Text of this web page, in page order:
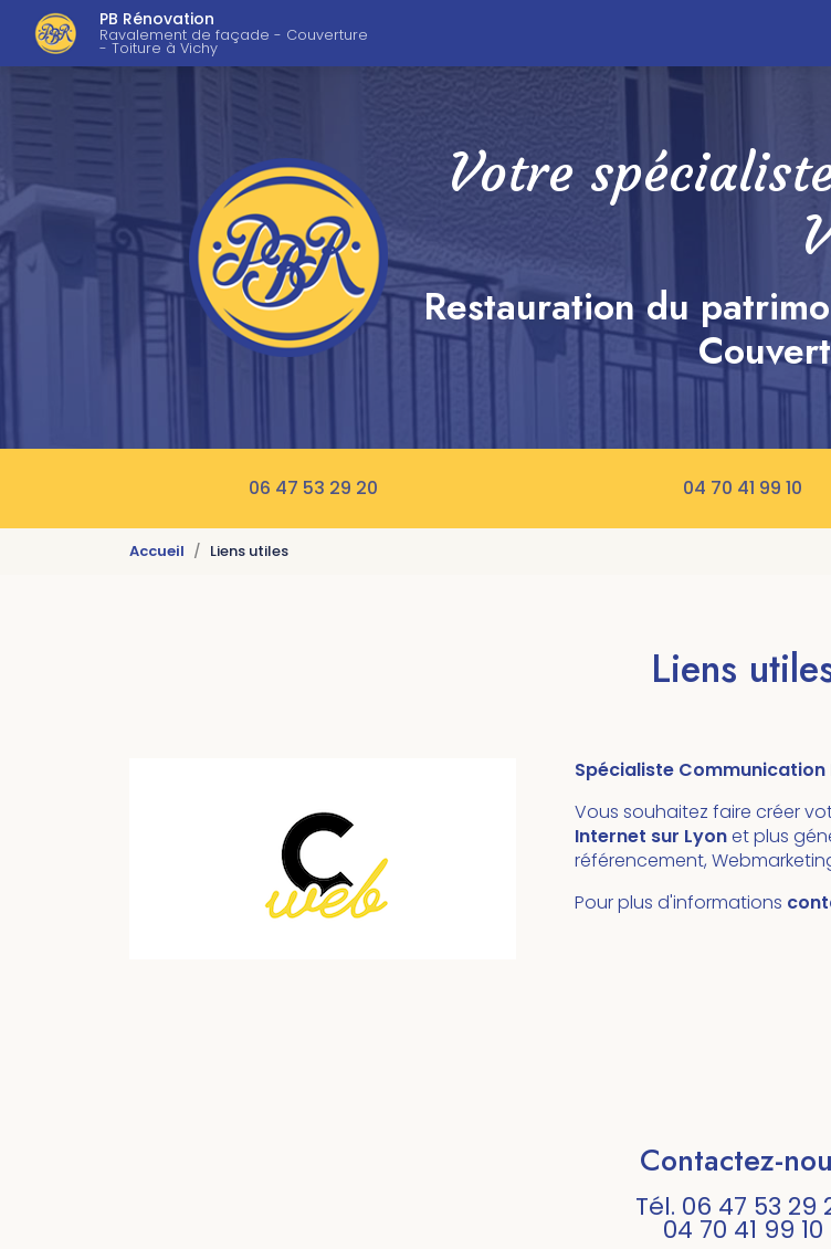
contenu
PB Rénovation
Ravalement de façade - Couverture
- Toiture à Vichy
Votre
Restauration du
06 47 53 29 20 04 70 41 99 10
Accueil Liens utiles
Liens
Spécialiste Communication
Vous souhaitez faire créer
Internet sur Lyonet plus
référencement,
Pour plus d'informations
Contactez-
Tél. 06 47 53 29
04 70 41 99 10